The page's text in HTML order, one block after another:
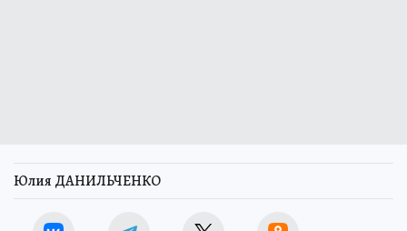
Юлия ДАНИЛЬЧЕНКО